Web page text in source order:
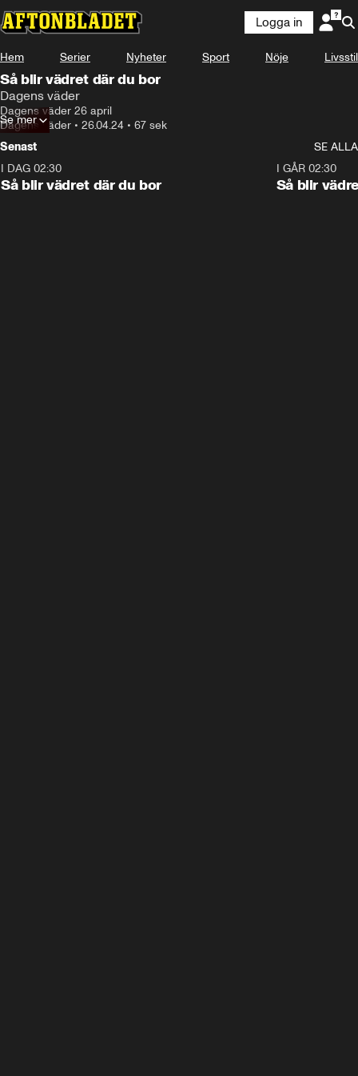
Logga in
Hem Serier Nyheter Sport Nöje Livsstil
Så blir vädret där du bor
Dagens väder
Dagens väder 26 april
Dagens väder • 26.04.24 • 67 sek
Se mer
Senast
SE ALLA
I DAG 02:30
Så blir vädret där du bor
I GÅR 02:30
Så blir